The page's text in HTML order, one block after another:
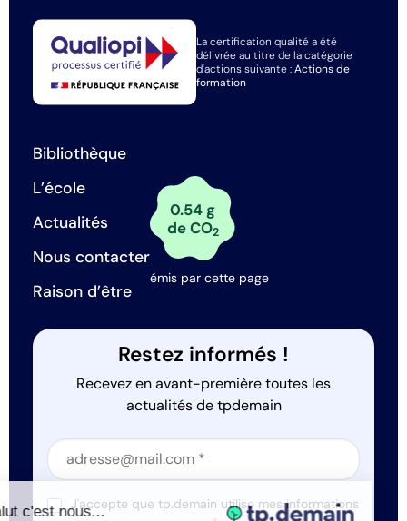
La certification qualité a été
délivrée au titre de la catégorie
d'actions suivante :Actions de
formation
Bibliothèque
L’école
Actualités
Nous contacter
Raison d’être
0.54 g
de CO2
émis par cette page
Restez informés !
Recevez en avant-première toutes les
actualités de tpdemain
Section
Section
J'accepte que tp.demain utilise mes informations
Salut c'est nous...